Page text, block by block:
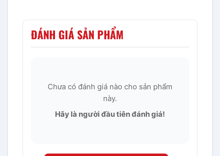
ĐÁNH GIÁ SẢN PHẨM
Chưa có đánh giá nào cho sản phẩm
này.
Hãy là người đầu tiên đánh giá!